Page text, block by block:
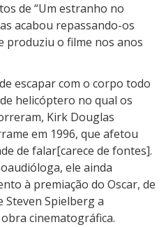
de “Um estranho no
acabou repassando-os
produziu o filme nos anos
escapar com o corpo todo
helicóptero no qual os
Kirk Douglas
em 1996, que afetou
de falar[carece de fontes].
ele ainda
à premiação do Oscar, de
Steven Spielberg a
cinematográfica.